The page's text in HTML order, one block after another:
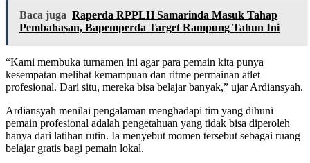
Baca juga Raperda RPPLH Samarinda Masuk Tahap
Pembahasan, Bapemperda Target Rampung Tahun Ini
“Kami membuka turnamen ini agar para pemain kita punya
kesempatan melihat kemampuan dan ritme permainan atlet
profesional. Dari situ, mereka bisa belajar banyak,” ujar Ardiansyah.
Ardiansyah menilai pengalaman menghadapi tim yang dihuni
pemain profesional adalah pengetahuan yang tidak bisa diperoleh
hanya dari latihan rutin. Ia menyebut momen tersebut sebagai ruang
belajar gratis bagi pemain lokal.